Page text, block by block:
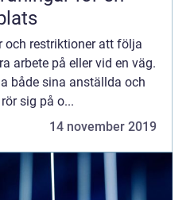
och restriktioner att följa
arbete på eller vid en väg.
både sina anställda och
sig på o...
14 november 2019